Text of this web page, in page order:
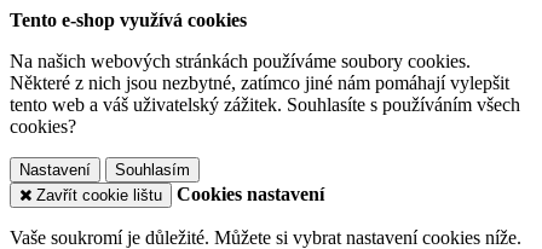
Tento e-shop využívá cookies
Na našich webových stránkách používáme soubory cookies.
Některé z nich jsou nezbytné, zatímco jiné nám pomáhají vylepšit
tento web a váš uživatelský zážitek. Souhlasíte s používáním všech
cookies?
Nastavení
Souhlasím
Zavřít cookie lištu
Cookies nastavení
Vaše soukromí je důležité. Můžete si vybrat nastavení cookies níže.